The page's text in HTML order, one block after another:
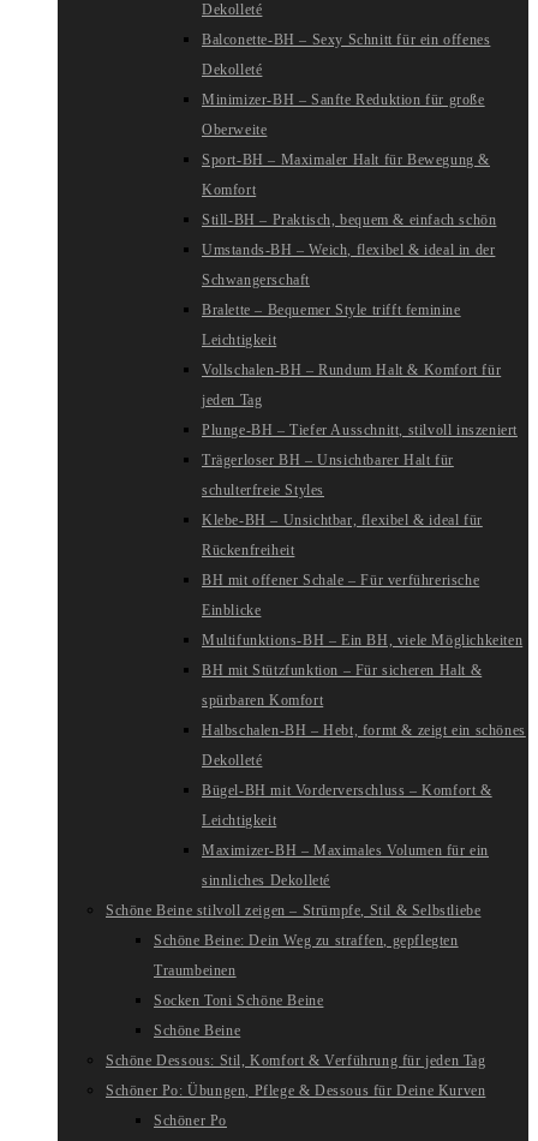
Dekolleté
Balconette-BH – Sexy Schnitt für ein offenes
Dekolleté
Minimizer-BH – Sanfte Reduktion für große
Oberweite
Sport-BH – Maximaler Halt für Bewegung &
Komfort
Still-BH – Praktisch, bequem & einfach schön
Umstands-BH – Weich, flexibel & ideal in der
Schwangerschaft
Bralette – Bequemer Style trifft feminine
Leichtigkeit
Vollschalen-BH – Rundum Halt & Komfort für
jeden Tag
Plunge-BH – Tiefer Ausschnitt, stilvoll inszeniert
Trägerloser BH – Unsichtbarer Halt für
schulterfreie Styles
Klebe-BH – Unsichtbar, flexibel & ideal für
Rückenfreiheit
BH mit offener Schale – Für verführerische
Einblicke
Multifunktions-BH – Ein BH, viele Möglichkeiten
BH mit Stützfunktion – Für sicheren Halt &
spürbaren Komfort
Halbschalen-BH – Hebt, formt & zeigt ein schönes
Dekolleté
Bügel-BH mit Vorderverschluss – Komfort &
Leichtigkeit
Maximizer-BH – Maximales Volumen für ein
sinnliches Dekolleté
Schöne Beine stilvoll zeigen – Strümpfe, Stil & Selbstliebe
Schöne Beine: Dein Weg zu straffen, gepflegten
Traumbeinen
Socken Toni Schöne Beine
Schöne Beine
Schöne Dessous: Stil, Komfort & Verführung für jeden Tag
Schöner Po: Übungen, Pflege & Dessous für Deine Kurven
Schöner Po